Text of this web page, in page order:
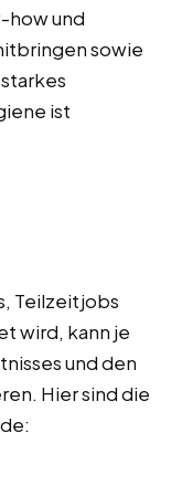
how und
sowie
ist
Teilzeitjobs
wird, kann je
und den
Hier sind die